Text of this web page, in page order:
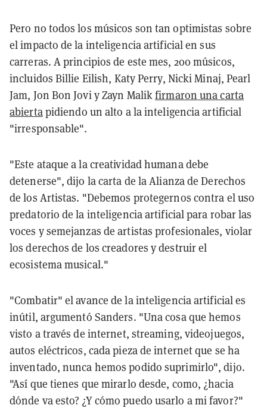
Pero no todos los músicos son tan optimistas sobre
el impacto de la inteligencia artificial en sus
carreras. A principios de este mes, 200 músicos,
incluidos Billie Eilish, Katy Perry, Nicki Minaj, Pearl
Jam, Jon Bon Jovi y Zayn Malikfirmaron una carta
abiertapidiendo un alto a la inteligencia artificial
"irresponsable".
"Este ataque a la creatividad humana debe
detenerse", dijo la carta de la Alianza de Derechos
de los Artistas. "Debemos protegernos contra el uso
predatorio de la inteligencia artificial para robar las
voces y semejanzas de artistas profesionales, violar
los derechos de los creadores y destruir el
ecosistema musical."
"Combatir" el avance de la inteligencia artificial es
inútil, argumentó Sanders. "Una cosa que hemos
visto a través de internet, streaming, videojuegos,
autos eléctricos, cada pieza de internet que se ha
inventado, nunca hemos podido suprimirlo", dijo.
"Así que tienes que mirarlo desde, como, ¿hacia
dónde va esto? ¿Y cómo puedo usarlo a mi favor?"